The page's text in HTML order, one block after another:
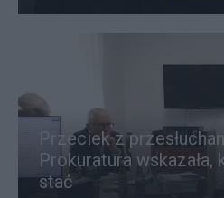
Przeciek z
Prokuratura
stać